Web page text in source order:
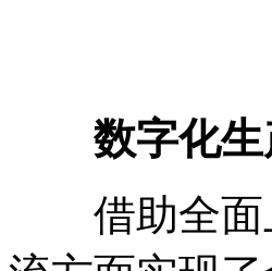
数字化生
借助全面上